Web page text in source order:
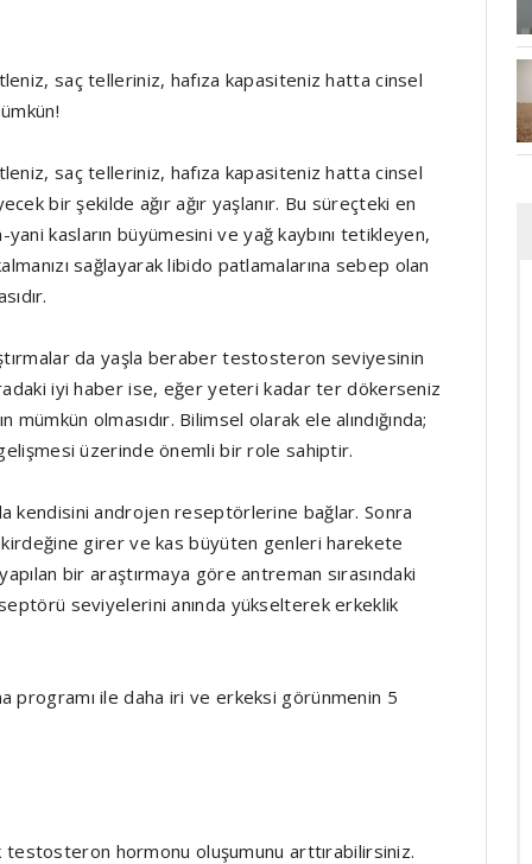
saç telleriniz, hafıza kapasiteniz hatta cinsel
saç telleriniz, hafıza kapasiteniz hatta cinsel
bir şekilde ağır ağır yaşlanır. Bu süreçteki en
kasların büyümesini ve yağ kaybını tetikleyen,
sağlayarak libido patlamalarına sebep olan
da yaşla beraber testosteron seviyesinin
iyi haber ise, eğer yeteri kadar ter dökerseniz
olmasıdır. Bilimsel olarak ele alındığında;
üzerinde önemli bir role sahiptir.
kendisini androjen reseptörlerine bağlar. Sonra
girer ve kas büyüten genleri harekete
bir araştırmaya göre antreman sırasındaki
seviyelerini anında yükselterek erkeklik
programı ile daha iri ve erkeksi görünmenin 5
testosteron hormonu oluşumunu arttırabilirsiniz.